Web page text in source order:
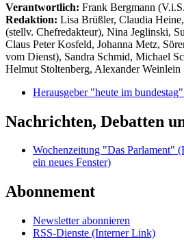
Verantwortlich: Frank Bergmann
Redaktion: Lisa Brüßler, Claudia
(stellv. Chefredakteur), Nina Jeglinski,
Claus Peter Kosfeld, Johanna Metz,
vom Dienst), Sandra Schmid, Michael
Helmut Stoltenberg, Alexander Weinlein
Herausgeber "heute im
Nachrichten, Debatten
Wochenzeitung "Das Parlament"
ein neues Fenster)
Abonnement
Newsletter abonnieren
RSS-Dienste (Interner Link)